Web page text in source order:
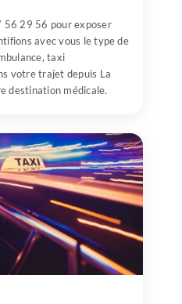
56 29 56 pour exposer
avec vous le type de
taxi
votre trajet depuis La
destination médicale.